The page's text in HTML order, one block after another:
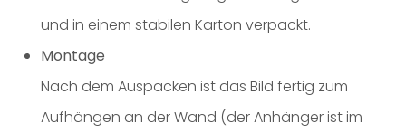
und in einem stabilen Karton verpackt.
Montage
Nach dem Auspacken ist das Bild fertig zum
Aufhängen an der Wand (der Anhänger ist im